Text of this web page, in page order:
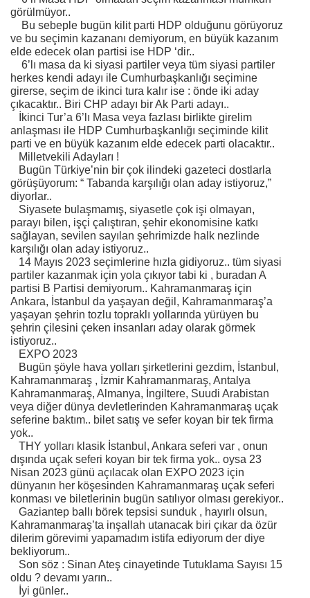
görülmüyor..
Bu sebeple bugün kilit parti HDP olduğunu görüyoruz
ve bu seçimin kazananı demiyorum, en büyük kazanım
elde edecek olan partisi ise HDP ‘dir..
6’lı masa da ki siyasi partiler veya tüm siyasi partiler
herkes kendi adayı ile Cumhurbaşkanlığı seçimine
girerse, seçim de ikinci tura kalır ise : önde iki aday
çıkacaktır.. Biri CHP adayı bir Ak Parti adayı..
İkinci Tur’a 6’lı Masa veya fazlası birlikte girelim
anlaşması ile HDP Cumhurbaşkanlığı seçiminde kilit
parti ve en büyük kazanım elde edecek parti olacaktır..
Milletvekili Adayları !
Bugün Türkiye’nin bir çok ilindeki gazeteci dostlarla
görüşüyorum: “ Tabanda karşılığı olan aday istiyoruz,”
diyorlar..
Siyasete bulaşmamış, siyasetle çok işi olmayan,
parayı bilen, işçi çalıştıran, şehir ekonomisine katkı
sağlayan, sevilen sayılan şehrimizde halk nezlinde
karşılığı olan aday istiyoruz..
14 Mayıs 2023 seçimlerine hızla gidiyoruz.. tüm siyasi
partiler kazanmak için yola çıkıyor tabi ki , buradan A
partisi B Partisi demiyorum.. Kahramanmaraş için
Ankara, İstanbul da yaşayan değil, Kahramanmaraş’a
yaşayan şehrin tozlu topraklı yollarında yürüyen bu
şehrin çilesini çeken insanları aday olarak görmek
istiyoruz..
EXPO 2023
Bugün şöyle hava yolları şirketlerini gezdim, İstanbul,
Kahramanmaraş , İzmir Kahramanmaraş, Antalya
Kahramanmaraş, Almanya, İngiltere, Suudi Arabistan
veya diğer dünya devletlerinden Kahramanmaraş uçak
seferine baktım.. bilet satış ve sefer koyan bir tek firma
yok..
THY yolları klasik İstanbul, Ankara seferi var , onun
dışında uçak seferi koyan bir tek firma yok.. oysa 23
Nisan 2023 günü açılacak olan EXPO 2023 için
dünyanın her köşesinden Kahramanmaraş uçak seferi
konması ve biletlerinin bugün satılıyor olması gerekiyor..
Gaziantep ballı börek tepsisi sunduk , hayırlı olsun,
Kahramanmaraş’ta inşallah utanacak biri çıkar da özür
dilerim görevimi yapamadım istifa ediyorum der diye
bekliyorum..
Son söz : Sinan Ateş cinayetinde Tutuklama Sayısı 15
oldu ? devamı yarın..
İyi günler..